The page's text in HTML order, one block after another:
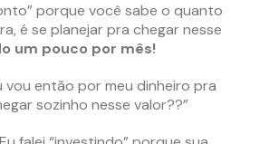
porque você sabe o quanto
é se planejar pra chegar nesse
um pouco por mês!
vou então por meu dinheiro pra
sozinho nesse valor??”